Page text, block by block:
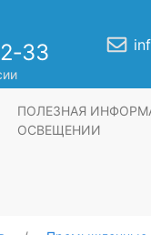
ПОЛЕЗНАЯ
ОСВЕЩЕНИИ